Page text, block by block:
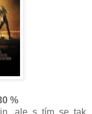
%
ale s tím se tak